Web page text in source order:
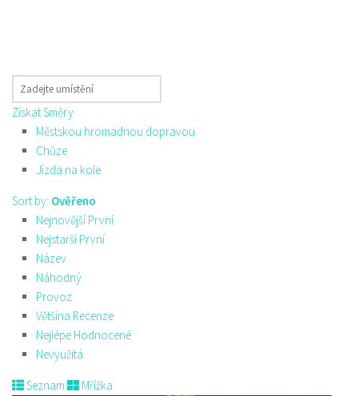
Získat Směry
Městskou hromadnou dopravou
Chůze
Jízda na kole
Sort by: Ověřeno
Nejnovější První
Nejstarší První
Název
Náhodný
Provoz
Většina Recenze
Nejlépe Hodnocené
Nevyužitá
Seznam Mřížka